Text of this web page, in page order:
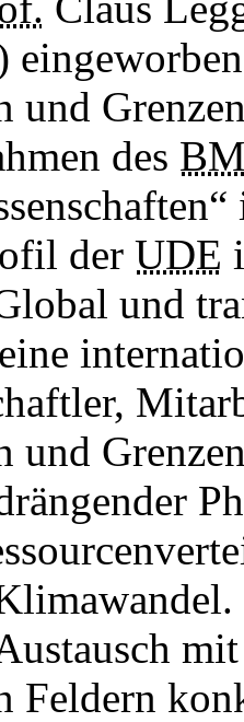
und
des
der UDE
und
und
Feldern